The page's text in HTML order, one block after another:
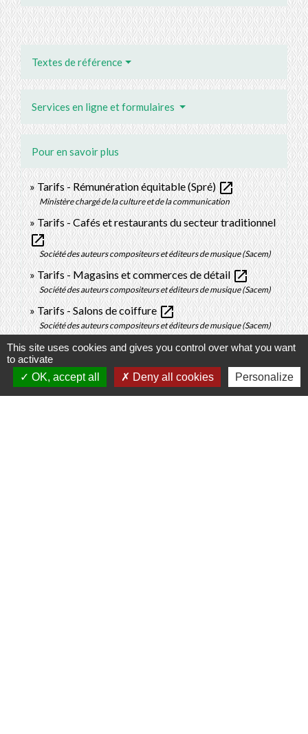
Textes de référence
Services en ligne et formulaires
Pour en savoir plus
Tarifs - Rémunération équitable (Spré)open_in_new
Ministère chargé de la culture et de la communication
Tarifs - Cafés et restaurants du secteur traditionnel
open_in_new
Société des auteurs compositeurs et éditeurs de musique (Sacem)
Tarifs - Magasins et commerces de détailopen_in_new
Société des auteurs compositeurs et éditeurs de musique (Sacem)
Tarifs - Salons de coiffureopen_in_new
Société des auteurs compositeurs et éditeurs de musique (Sacem)
Signaler une erreur sur cette page
This site uses cookies and gives you control over what you want
to activate
OK, accept all
Deny all cookies Personalize